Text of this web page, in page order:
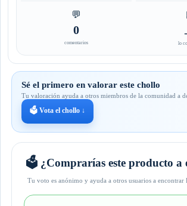
💬
0
comentarios lo
Sé el primero en valorar este chollo
Tu valoración ayuda a otros miembros de la comunidad a
🗳️ Vota el chollo ↓
🗳️ ¿Comprarías este producto a
Tu voto es anónimo y ayuda a otros usuarios a encontrar